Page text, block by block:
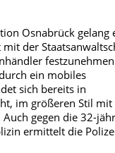
Osnabrück gelang
der
ein mobiles
sich bereits in
im größeren Stil mit
gegen die 32-
ermittelt die